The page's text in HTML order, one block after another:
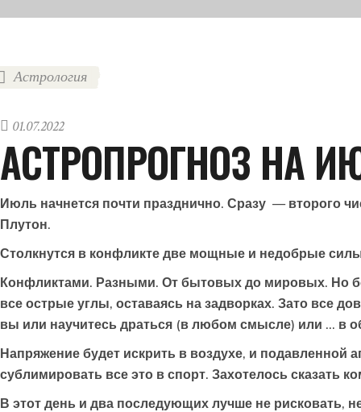
Астрология
01.07.2022
АСТРОПРОГНОЗ НА
Июль начнется почти празднично. Сразу — второго
Плутон.
Столкнутся в конфликте две мощные и недобрые
Конфликтами. Разными. От бытовых до мировых. Но
все острые углы, оставаясь на задворках. Зато все
вы или научитесь драться (в любом смысле) или … в
Напряжение будет искрить в воздухе, и подавленной
сублимировать все это в спорт. Захотелось сказать
В этот день и два последующих лучше не рисковать,